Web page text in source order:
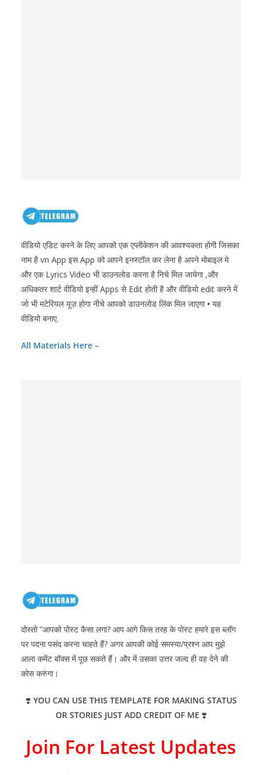
वीडियो एडिट करने के लिए आपको एक एप्लीकेशन की आवश्यकता होगी जिसका
नाम है vn App इस App को आपने इनस्टॉल कर लेना है अपने मोबाइल मे
और एक Lyrics Video भी डाउनलोड करना है निचे मिल जायेगा ,और
अधिकतर शार्ट वीडियो इन्हीं Apps से Edit होती है और वीडियो edit करने में
जो भी मटेरियल यूज़ होगा नीचे आपको डाउनलोड लिंक मिल जाएगा • यह
वीडियो बनाए.
All Materials Here –
दोस्तो ”आपको पोस्ट कैसा लगा? आप आगे किस तरह के पोस्ट हमारे इस ब्लॉग
पर पदना पसंद करना चाहते हैं? अगर आपकी कोई समस्या/प्रश्न आप मुझे
आला कमेंट बॉक्स में पूछ सकते हैं। और में उसका उत्तर जल्द ही वह देने की
कोस करुंगा।
❣️ YOU CAN USE THIS TEMPLATE FOR MAKING STATUS
OR STORIES JUST ADD CREDIT OF ME ❣️
Join For Latest Updates